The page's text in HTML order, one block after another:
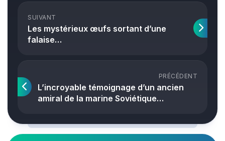
SUIVANT
Les mystérieux œufs sortant d’une
falaise…
PRÉCÉDENT
L’incroyable témoignage d’un ancien
amiral de la marine Soviétique…